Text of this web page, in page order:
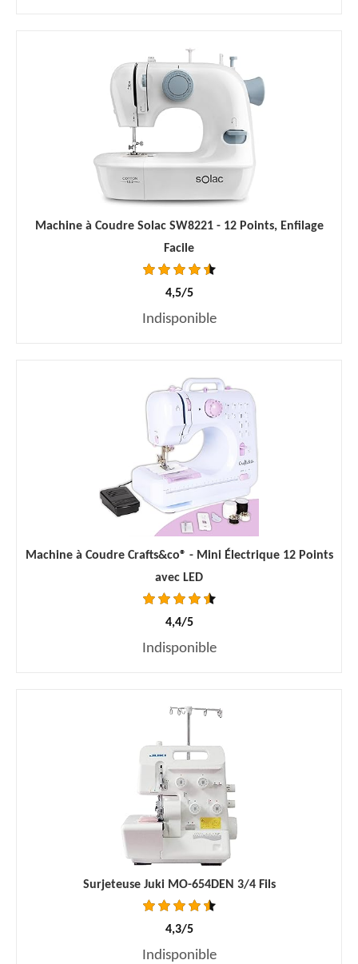
Machine à Coudre Solac SW8221 - 12 Points, Enfilage
Facile
4,5/5
Indisponible
Machine à Coudre Crafts&co® - Mini Électrique 12 Points
avec LED
4,4/5
Indisponible
Surjeteuse Juki MO-654DEN 3/4 Fils
4,3/5
Indisponible